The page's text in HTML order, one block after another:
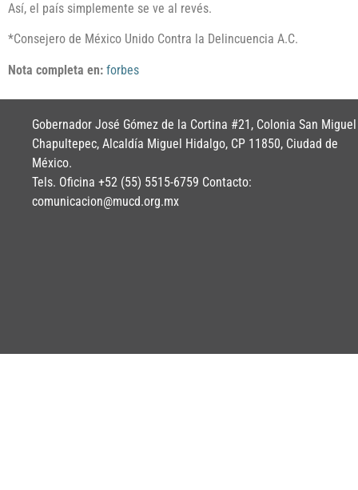
Así, el país simplemente se ve al revés.
*Consejero de México Unido Contra la Delincuencia A.C.
Nota completa en: forbes
Gobernador José Gómez de la Cortina #21, Colonia San Miguel
Chapultepec, Alcaldía Miguel Hidalgo, CP 11850, Ciudad de
México.
Tels. Oficina +52 (55) 5515-6759 Contacto:
comunicacion@mucd.org.mx